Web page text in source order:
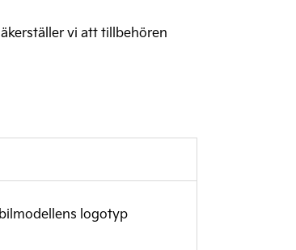
vi att tillbehören
logotyp